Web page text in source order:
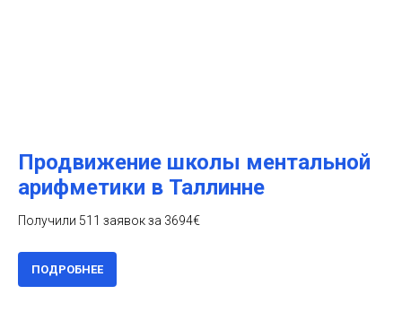
Продвижение школы ментальной
арифметики в Таллинне
Получили 511 заявок за 3694€
ПОДРОБНЕЕ